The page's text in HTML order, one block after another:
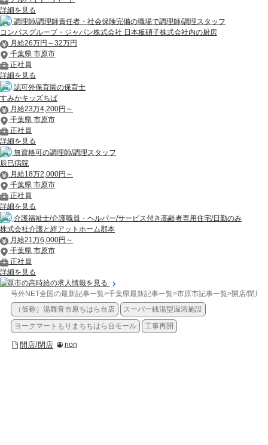
詳細を見る
調理師/調理師責任者・社会保険完備の職場で調理師/調理スタッフ
コンパスグループ・ジャパン株式会社 日本板硝子株式会社内の厨房
月給26万円～32万円
千葉県 市原市
正社員
詳細を見る
認可外保育園の保育士
すみかキッズちば
月給23万4,200円～
千葉県 市原市
正社員
詳細を見る
無資格可の調理師/調理スタッフ
辰巳病院
月給18万2,000円～
千葉県 市原市
正社員
詳細を見る
介護福祉士/介護職員・ヘルパー/サービス付き高齢者専用住宅/日勤のみ
株式会社介護と絆アットホーム郡本
月給21万6,000円～
千葉県 市原市
正社員
詳細を見る
市原市の高時給の求人情報を見る
号外NET全国の最新記事一覧>千葉県最新記事一覧>市原市記事一覧>開店/閉店
（仮称）湯舞音市原ちはら台店
スーパー銭湯型温浴施設
ヨークマートもりまちちはら台モール 工事再開
開店/閉店 non